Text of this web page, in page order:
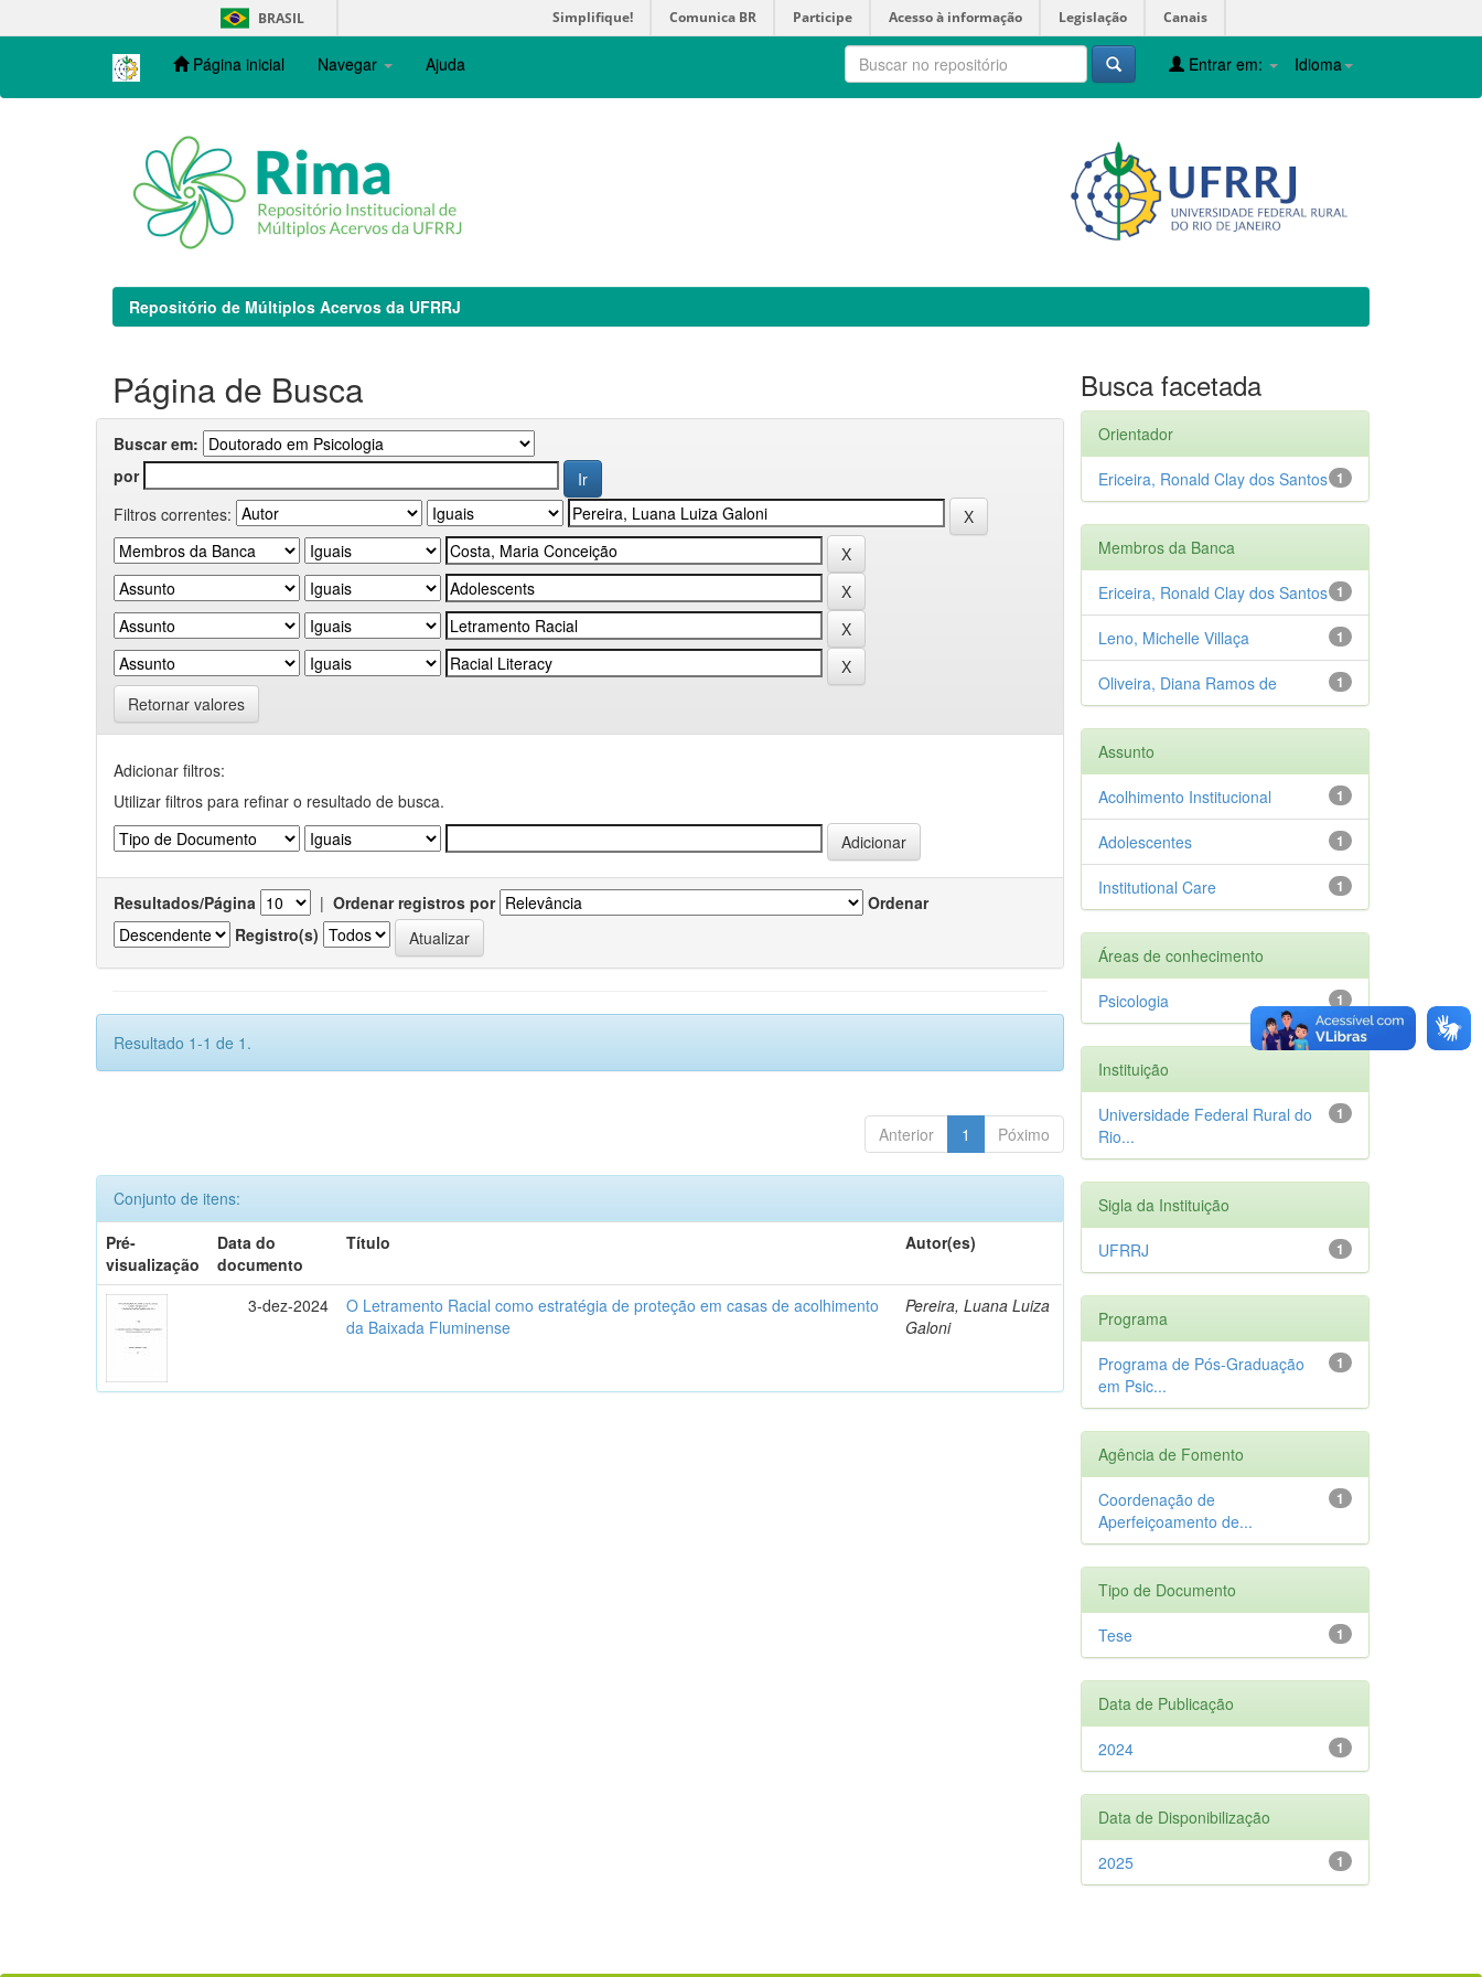
navigation
BRASIL Simplifique! Comunica BR Participe Acesso à informação Legislação Canais
Página inicial Navegar Ajuda Idioma
Entrar em:
Repositório de Múltiplos Acervos da UFRRJ
Página de Busca
Buscar em:
por
Filtros correntes:
Retornar valores
Adicionar filtros:
Utilizar filtros para refinar o resultado de busca.
Resultados/Página | Ordenar registros por
Ordenar
Registro(s)
Resultado 1-1 de 1.
Anterior 1 Póximo
Conjunto de itens:
Pré-
visualização
Data do
documento
Título Autor(es)
3-dez-2024
O Letramento Racial como estratégia de proteção em casas de acolhimento
da Baixada Fluminense
Pereira, Luana Luiza
Galoni
Busca facetada
Orientador
1
Ericeira, Ronald Clay dos Santos
Membros da Banca
1
Ericeira, Ronald Clay dos Santos
1
Leno, Michelle Villaça
1
Oliveira, Diana Ramos de
Assunto
1
Acolhimento Institucional
1
Adolescentes
1
Institutional Care
Áreas de conhecimento
1
Psicologia
Instituição
1
Universidade Federal Rural do
Rio...
Sigla da Instituição
1
UFRRJ
Programa
1
Programa de Pós-Graduação
em Psic...
Agência de Fomento
1
Coordenação de
Aperfeiçoamento de...
Tipo de Documento
1
Tese
Data de Publicação
1
2024
Data de Disponibilização
1
2025